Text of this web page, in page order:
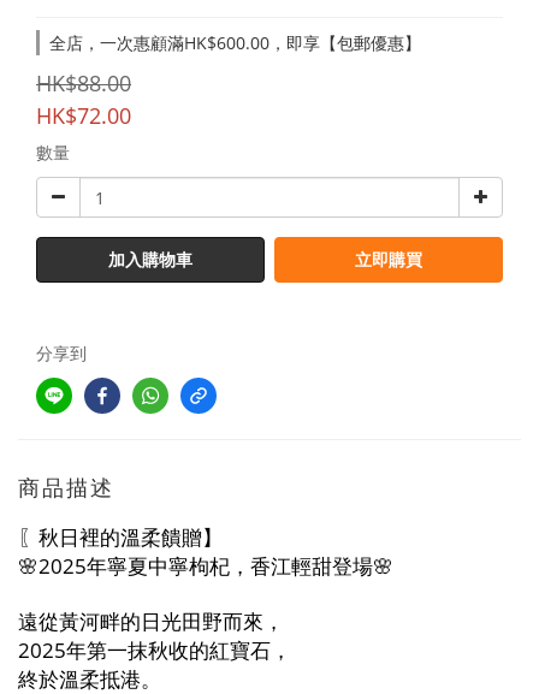
全店，一次惠顧滿HK$600.00，即享【包郵優惠】
HK$88.00
HK$72.00
數量
加入購物車 立即購買
分享到
商品描述
〖秋日裡的溫柔饋贈】
🌸2025年寧夏中寧枸杞，香江輕甜登場🌸
遠從黃河畔的日光田野而來，
2025年第一抹秋收的紅寶石，
終於溫柔抵港。